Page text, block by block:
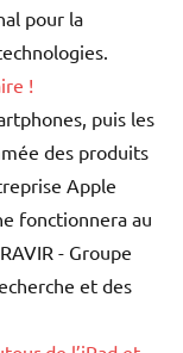
pour la
!
puis les
des produits
Apple
fonctionnera au
- Groupe
et des